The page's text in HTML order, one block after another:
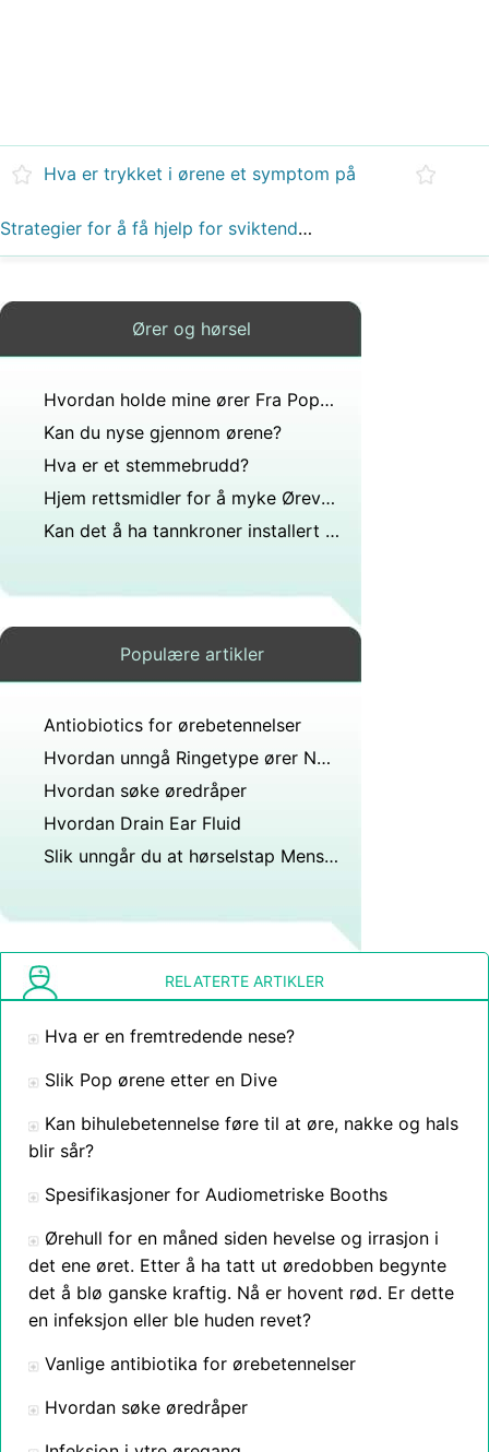
Hva er trykket i ørene et symptom på
Strategier for å få hjelp for sviktende hørsel
Ører og hørsel
Hvordan holde mine ører Fra Popping Mens Flying
Kan du nyse gjennom ørene?
Hva er et stemmebrudd?
Hjem rettsmidler for å myke Ørevoks
Kan det å ha tannkroner installert på øvre fortenner forårsake symptomer på svimmelhet hørselstap og tinnitus kun på ett øre?
Populære artikler
Antiobiotics for ørebetennelser
Hvordan unngå Ringetype ører Naturligvis
Hvordan søke øredråper
Hvordan Drain Ear Fluid
Slik unngår du at hørselstap Mens klippe plenen
RELATERTE ARTIKLER
Hva er en fremtredende nese?
Slik Pop ørene etter en Dive
Kan bihulebetennelse føre til at øre, nakke og hals
blir sår?
Spesifikasjoner for Audiometriske Booths
Ørehull for en måned siden hevelse og irrasjon i
det ene øret. Etter å ha tatt ut øredobben begynte
det å blø ganske kraftig. Nå er hovent rød. Er dette
en infeksjon eller ble huden revet?
Vanlige antibiotika for ørebetennelser
Hvordan søke øredråper